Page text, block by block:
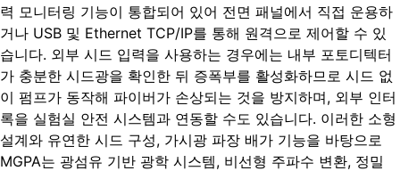
력 모니터링 기능이 통합되어 있어 전면 패널에서 직접 운용하
거나 USB 및 Ethernet TCP/IP를 통해 원격으로 제어할 수 있
습니다. 외부 시드 입력을 사용하는 경우에는 내부 포토디텍터
가 충분한 시드광을 확인한 뒤 증폭부를 활성화하므로 시드 없
이 펌프가 동작해 파이버가 손상되는 것을 방지하며, 외부 인터
록을 실험실 안전 시스템과 연동할 수도 있습니다. 이러한 소형
설계와 유연한 시드 구성, 가시광 파장 배가 기능을 바탕으로
MGPA는 광섬유 기반 광학 시스템, 비선형 주파수 변환, 정밀